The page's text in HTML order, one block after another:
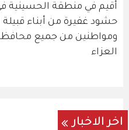
أقيم في منطقة
حشود غفيرة من أبناء
ومواطنين من جميع
العزاء
اخر الاخبار